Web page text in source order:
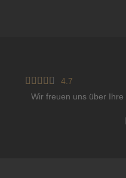
    
4.7
Wir freuen uns über Ihre